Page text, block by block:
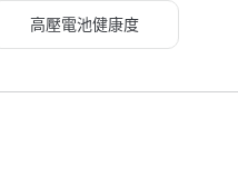
高壓電池健康度